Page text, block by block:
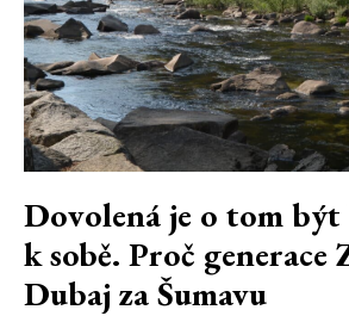
Dovolená je o tom být
k sobě. Proč generace
Dubaj za Šumavu